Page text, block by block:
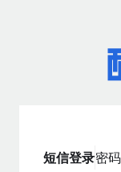
短信登录密